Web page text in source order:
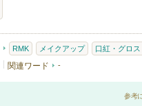
RMK メイクアップ 口紅・グロ
関連ワード -
参考